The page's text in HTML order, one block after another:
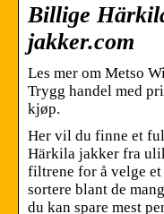
Billige
jakker.com
Les mer om Metso
Trygg handel med
kjøp.
Her vil du finne et
Härkila jakker fra
filtrene for å velge et
sortere blant de
du kan spare mest